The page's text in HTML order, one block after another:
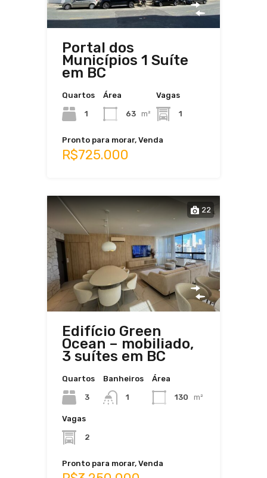
Portal dos
Municípios 1 Suíte
em BC
Quartos
1
Área
63 m²
Vagas
1
Pronto para morar, Venda
R$725.000
22
Edifício Green
Ocean – mobiliado,
3 suítes em BC
Quartos
3
Banheiros
1
Área
130 m²
Vagas
2
Pronto para morar, Venda